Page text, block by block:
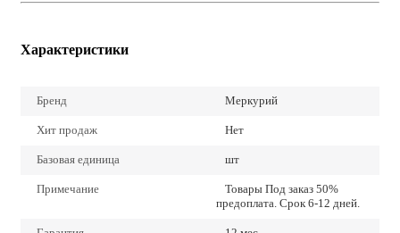
Характеристики
Бренд Меркурий
Хит продаж Нет
Базовая единица шт
Примечание
Товары Под заказ 50%
предоплата. Срок 6-12 дней.